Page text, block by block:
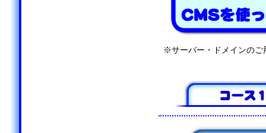
※サーバー・ドメインのご